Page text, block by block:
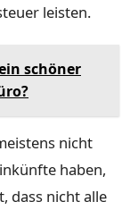
leisten.
schöner
nicht
haben,
dass nicht alle